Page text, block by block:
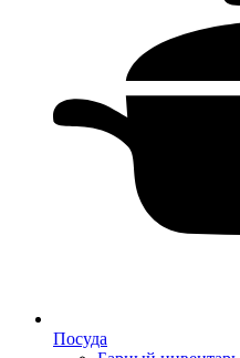
Посуда